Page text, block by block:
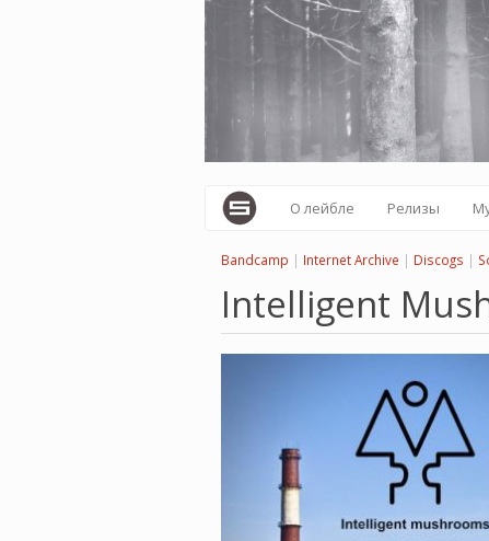
О лейбле Релизы
Bandcamp | Internet Archive | Discogs |
Intelligent